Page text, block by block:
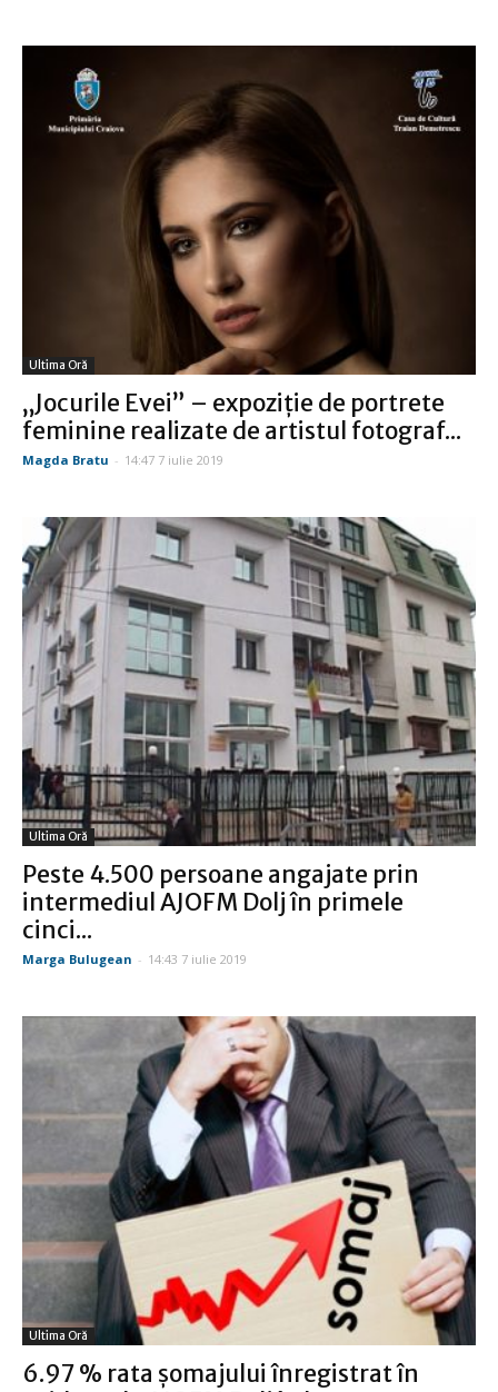
Ultima Oră
„Jocurile Evei” – expoziție de portrete
feminine realizate de artistul fotograf...
Magda Bratu - 14:47 7 iulie 2019
Ultima Oră
Peste 4.500 persoane angajate prin
intermediul AJOFM Dolj în primele
cinci...
Marga Bulugean - 14:43 7 iulie 2019
Ultima Oră
6.97 % rata şomajului înregistrat în